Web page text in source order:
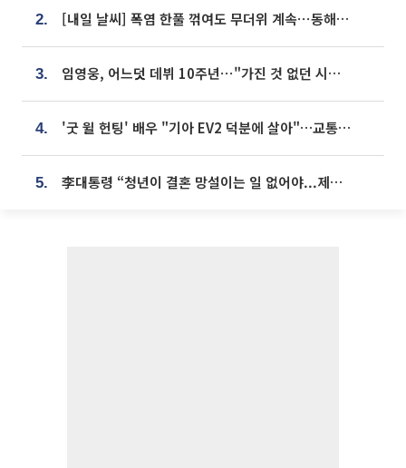
2. [내일 날씨] 폭염 한풀 꺾여도 무더위 계속⋯동해안 이틀 연속 비
3. 임영웅, 어느덧 데뷔 10주년⋯"가진 것 없던 시절, 내 앞엔 20명의 팬뿐"
4. '굿 윌 헌팅' 배우 "기아 EV2 덕분에 살아"…교통사고 후 안전성 극찬
5. 李대통령 “청년이 결혼 망설이는 일 없어야...제도상 불이익 조사”